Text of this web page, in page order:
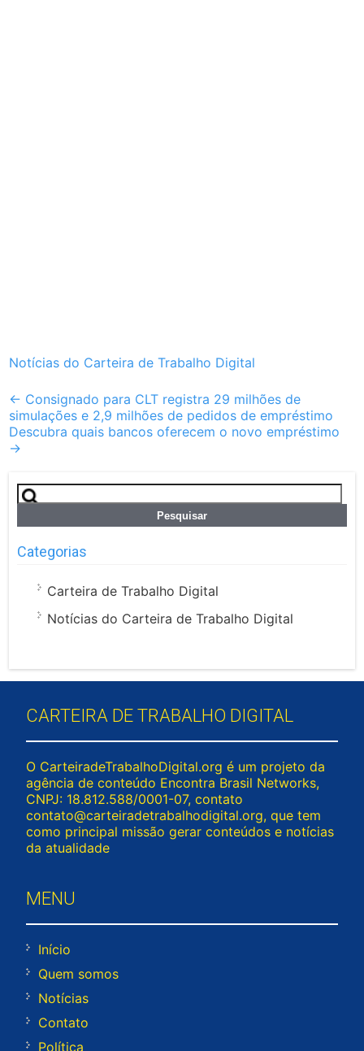
Notícias do Carteira de Trabalho Digital
Post
navigation
← Consignado para CLT registra 29 milhões de
simulações e 2,9 milhões de pedidos de empréstimo
Descubra quais bancos oferecem o novo empréstimo
→
Pesquisar
por:
Categorias
Carteira de Trabalho Digital
Notícias do Carteira de Trabalho Digital
CARTEIRA DE TRABALHO DIGITAL
O CarteiradeTrabalhoDigital.org é um projeto da
agência de conteúdo Encontra Brasil Networks,
CNPJ: 18.812.588/0001-07, contato
contato@carteiradetrabalhodigital.org, que tem
como principal missão gerar conteúdos e notícias
da atualidade
MENU
Início
Quem somos
Notícias
Contato
Política